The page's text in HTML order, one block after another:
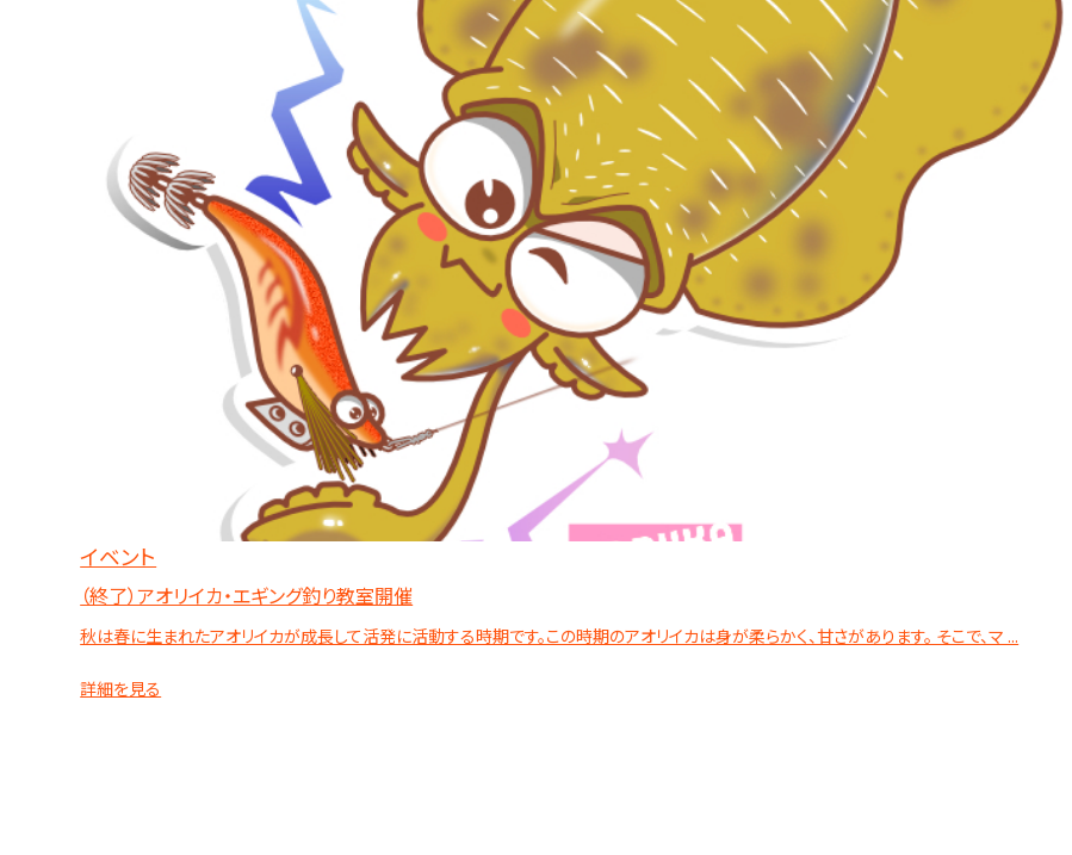
イベント
（終了）アオリイカ・エギング釣り教室開催
秋は春に生まれたアオリイカが成長して活発に活動する時期です。この時期のアオリイカは身が柔らかく、甘さがあります。 そこで、マ ...
詳細を見る